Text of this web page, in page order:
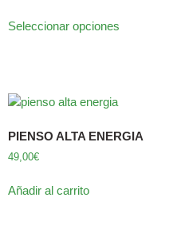
Seleccionar opciones
PIENSO ALTA ENERGIA
49,00€
Añadir al carrito